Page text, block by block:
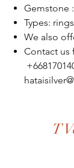
Gemstone
Types: rings
We also
Contact us
T